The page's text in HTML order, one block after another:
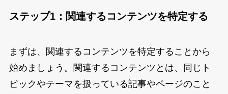
ステップ1：関連するコンテンツを特定する
まずは、関連するコンテンツを特定することから
始めましょう。関連するコンテンツとは、同じト
ピックやテーマを扱っている記事やページのこと